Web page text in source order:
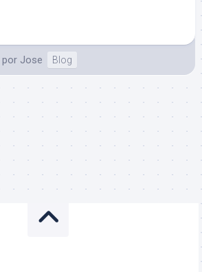
por Jose Blog